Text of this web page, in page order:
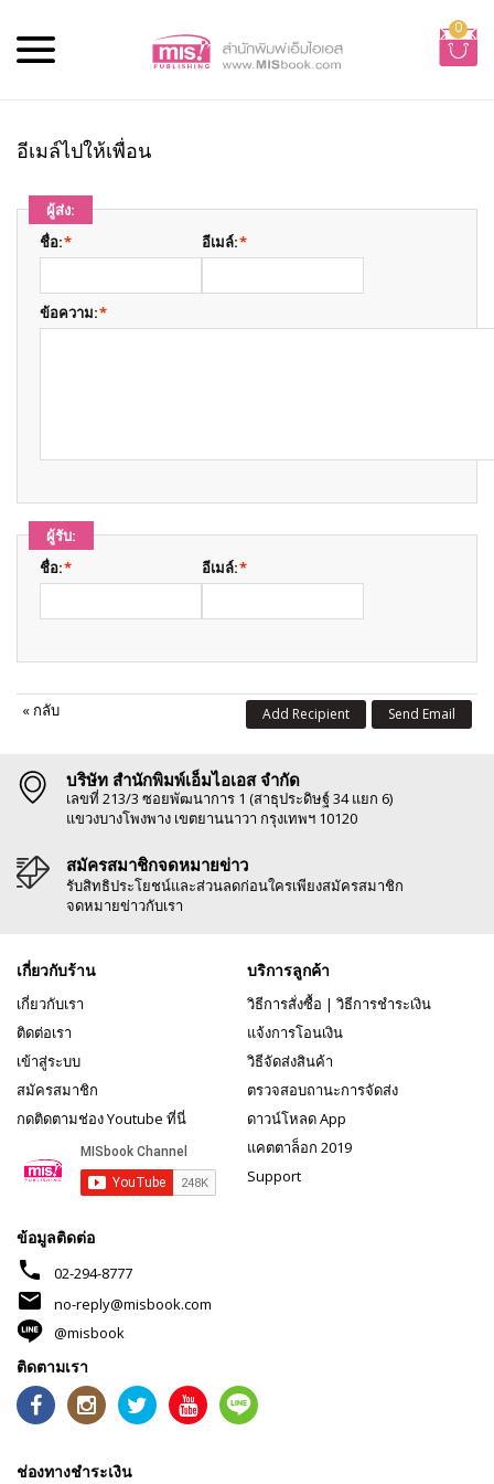
0
อีเมล์ไปให้เพื่อน
ผู้ส่ง:
*
ชื่อ: *
อีเมล์:
*
ข้อความ:
ผู้รับ:
*
ชื่อ: *
อีเมล์:
« กลับ Send Email
Add Recipient
บริษัท สำนักพิมพ์เอ็มไอเอส จำกัด
เลขที่ 213/3 ซอยพัฒนาการ 1 (สาธุประดิษฐ์ 34 แยก 6)
แขวงบางโพงพาง เขตยานนาวา กรุงเทพฯ 10120
สมัครสมาชิกจดหมายข่าว
รับสิทธิประโยชน์และส่วนลดก่อนใครเพียงสมัครสมาชิก
จดหมายข่าวกับเรา
เกี่ยวกับร้าน
เกี่ยวกับเรา
ติดต่อเรา
เข้าสู่ระบบ
สมัครสมาชิก
กดติดตามช่อง Youtube ที่นี่
บริการลูกค้า
วิธีการสั่งซื้อ | วิธีการชำระเงิน
แจ้งการโอนเงิน
วิธีจัดส่งสินค้า
ตรวจสอบถานะการจัดส่ง
ดาวน์โหลด App
แคตตาล็อก 2019
Support
ข้อมูลติดต่อ
phone 02-294-8777
mail
no-reply@misbook.com
@misbook
ติดตามเรา
ช่องทางชำระเงิน